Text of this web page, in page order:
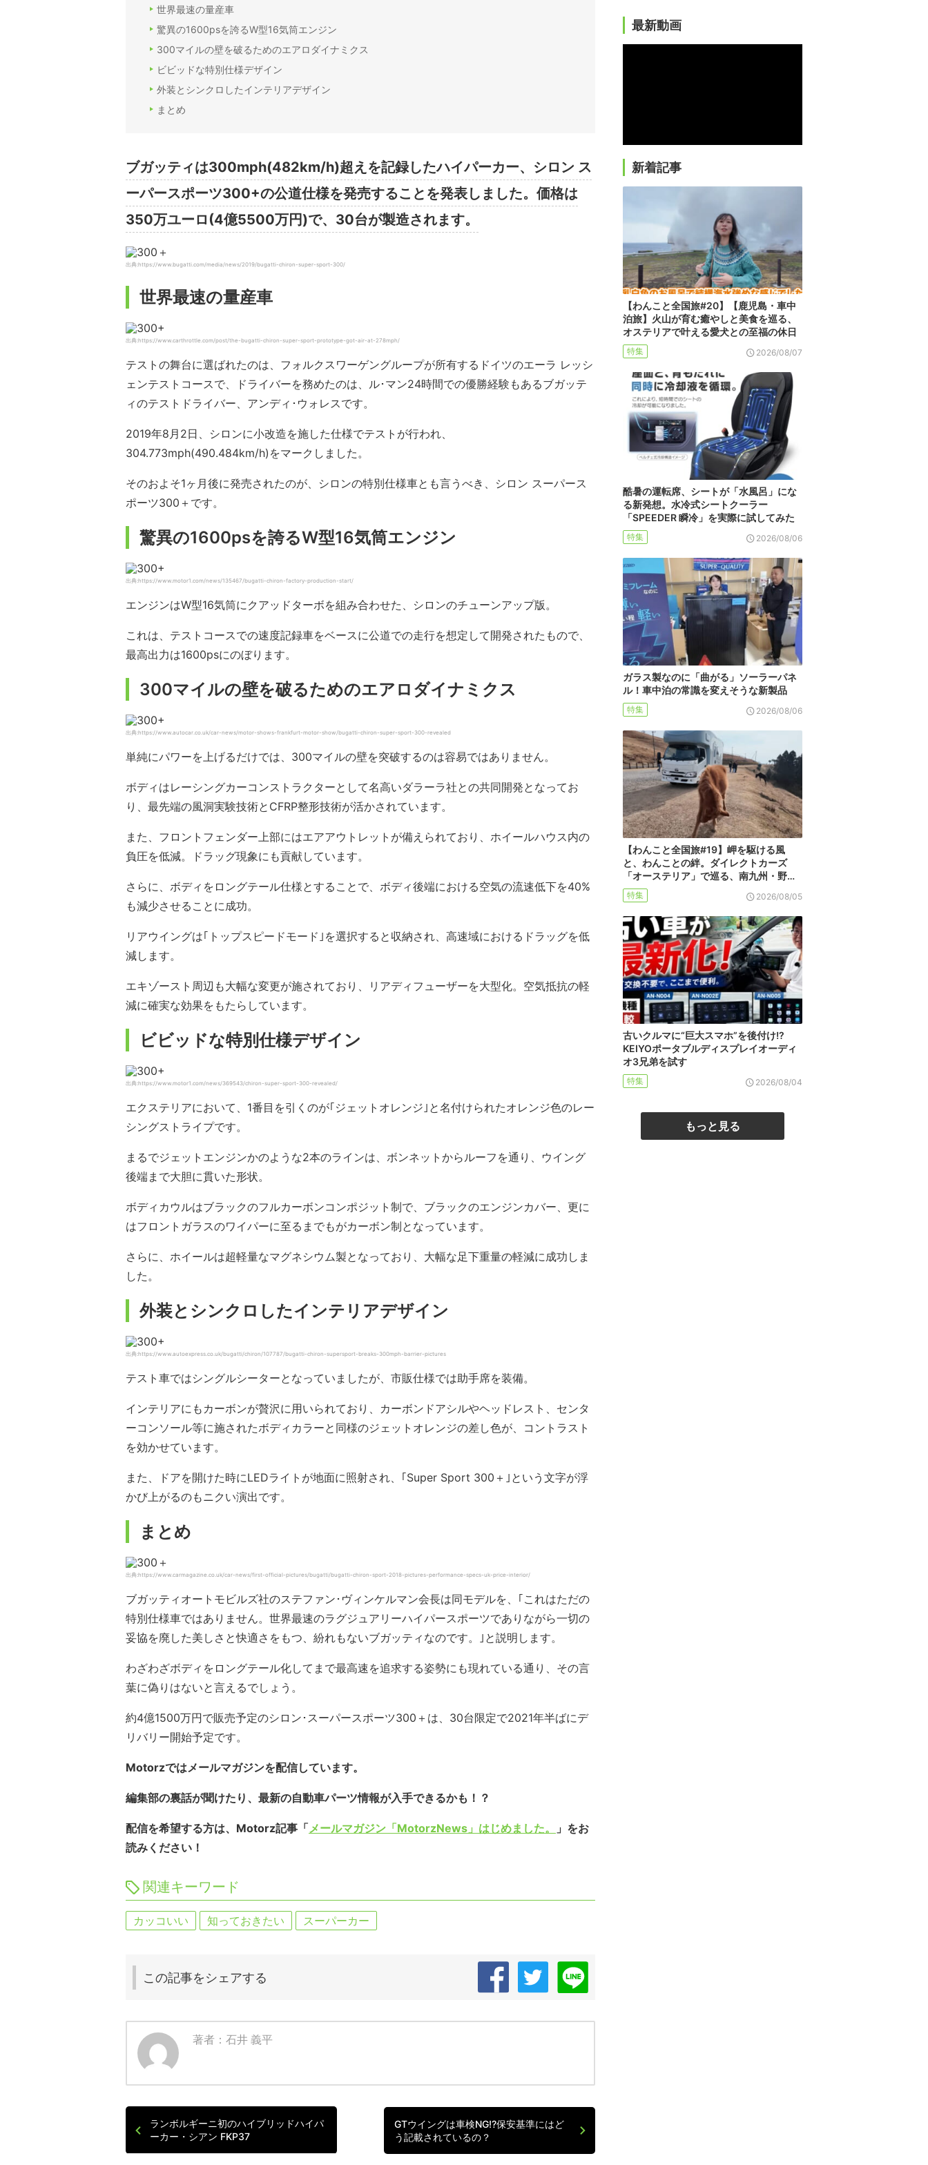
世界最速の量産車
驚異の1600psを誇るW型16気筒エンジン
300マイルの壁を破るためのエアロダイナミクス
ビビッドな特別仕様デザイン
外装とシンクロしたインテリアデザイン
まとめ
ブガッティは300mph(482km/h)超えを記録したハイパーカー、シロン ス
ーパースポーツ300+の公道仕様を発売することを発表しました。価格は
350万ユーロ(4億5500万円)で、30台が製造されます。
出典:https://www.bugatti.com/media/news/2019/bugatti-chiron-super-sport-300/
世界最速の量産車
出典:https://www.carthrottle.com/post/the-bugatti-chiron-super-sport-prototype-got-air-at-278mph/
テストの舞台に選ばれたのは、フォルクスワーゲングループが所有するドイツのエーラ レッシ
ェンテストコースで、ドライバーを務めたのは、ル･マン24時間での優勝経験もあるブガッテ
ィのテストドライバー、アンディ･ウォレスです。
2019年8月2日、シロンに小改造を施した仕様でテストが行われ、
304.773mph(490.484km/h)をマークしました。
そのおよそ1ヶ月後に発売されたのが、シロンの特別仕様車とも言うべき、シロン スーパース
ポーツ300＋です。
驚異の1600psを誇るW型16気筒エンジン
出典:https://www.motor1.com/news/135467/bugatti-chiron-factory-production-start/
エンジンはW型16気筒にクアッドターボを組み合わせた、シロンのチューンアップ版。
これは、テストコースでの速度記録車をベースに公道での走行を想定して開発されたもので、
最高出力は1600psにのぼります。
300マイルの壁を破るためのエアロダイナミクス
出典:https://www.autocar.co.uk/car-news/motor-shows-frankfurt-motor-show/bugatti-chiron-super-sport-300-revealed
単純にパワーを上げるだけでは、300マイルの壁を突破するのは容易ではありません。
ボディはレーシングカーコンストラクターとして名高いダラーラ社との共同開発となってお
り、最先端の風洞実験技術とCFRP整形技術が活かされています。
また、フロントフェンダー上部にはエアアウトレットが備えられており、ホイールハウス内の
負圧を低減。ドラッグ現象にも貢献しています。
さらに、ボディをロングテール仕様とすることで、ボディ後端における空気の流速低下を40%
も減少させることに成功。
リアウイングは｢トップスピードモード｣を選択すると収納され、高速域におけるドラッグを低
減します。
エキゾースト周辺も大幅な変更が施されており、リアディフューザーを大型化。空気抵抗の軽
減に確実な効果をもたらしています。
ビビッドな特別仕様デザイン
出典:https://www.motor1.com/news/369543/chiron-super-sport-300-revealed/
エクステリアにおいて、1番目を引くのが｢ジェットオレンジ｣と名付けられたオレンジ色のレー
シングストライプです。
まるでジェットエンジンかのような2本のラインは、ボンネットからルーフを通り、ウイング
後端まで大胆に貫いた形状。
ボディカウルはブラックのフルカーボンコンポジット制で、ブラックのエンジンカバー、更に
はフロントガラスのワイパーに至るまでもがカーボン制となっています。
さらに、ホイールは超軽量なマグネシウム製となっており、大幅な足下重量の軽減に成功しま
した。
外装とシンクロしたインテリアデザイン
出典:https://www.autoexpress.co.uk/bugatti/chiron/107787/bugatti-chiron-supersport-breaks-300mph-barrier-pictures
テスト車ではシングルシーターとなっていましたが、市販仕様では助手席を装備。
インテリアにもカーボンが贅沢に用いられており、カーボンドアシルやヘッドレスト、センタ
ーコンソール等に施されたボディカラーと同様のジェットオレンジの差し色が、コントラスト
を効かせています。
また、ドアを開けた時にLEDライトが地面に照射され、｢Super Sport 300＋｣という文字が浮
かび上がるのもニクい演出です。
まとめ
出典:https://www.carmagazine.co.uk/car-news/first-official-pictures/bugatti/bugatti-chiron-sport-2018-pictures-performance-specs-uk-price-interior/
ブガッティオートモビルズ社のステファン･ヴィンケルマン会長は同モデルを、｢これはただの
特別仕様車ではありません。世界最速のラグジュアリーハイパースポーツでありながら一切の
妥協を廃した美しさと快適さをもつ、紛れもないブガッティなのです。｣と説明します。
わざわざボディをロングテール化してまで最高速を追求する姿勢にも現れている通り、その言
葉に偽りはないと言えるでしょう。
約4億1500万円で販売予定のシロン･スーパースポーツ300＋は、30台限定で2021年半ばにデ
リバリー開始予定です。
Motorzではメールマガジンを配信しています。
編集部の裏話が聞けたり、最新の自動車パーツ情報が入手できるかも！？
配信を希望する方は、Motorz記事「メールマガジン「MotorzNews」はじめました。
」をお
読みください！
関連キーワード
カッコいい 知っておきたい スーパーカー
この記事をシェアする
著者：石井 義平
ランボルギーニ初のハイブリッドハイパ
ーカー・シアン FKP37
GTウイングは車検NG!?保安基準にはど
う記載されているの？
最新動画
新着記事
【わんこと全国旅#20】【鹿児島・車中
泊旅】火山が育む癒やしと美食を巡る、
オステリアで叶える愛犬との至福の休日
特集 2026/08/07
酷暑の運転席、シートが「水風呂」にな
る新発想。水冷式シートクーラー
「SPEEDER 瞬冷」を実際に試してみた
特集 2026/08/06
ガラス製なのに「曲がる」ソーラーパネ
ル！車中泊の常識を変えそうな新製品
特集 2026/08/06
【わんこと全国旅#19】岬を駆ける風
と、わんことの絆。ダイレクトカーズ
「オーステリア」で巡る、南九州・野…
特集 2026/08/05
古いクルマに“巨大スマホ”を後付け!?
KEIYOポータブルディスプレイオーディ
オ3兄弟を試す
特集 2026/08/04
もっと見る